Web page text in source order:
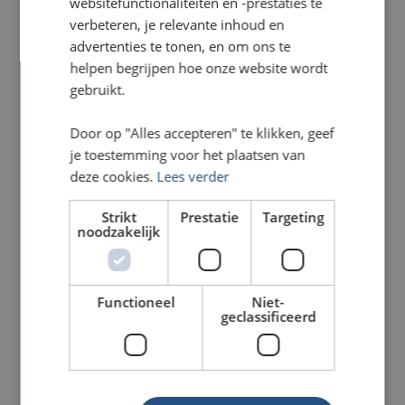
Beursbalies vormen het centrale punt van iedere
beursstand. Hier maakt u namelijk het eerste
contact met potentiële klanten. Daarom bepaalt
een professionele balie direct de uitstraling van
Wilt u bezoekers ontvangen, producten
presenteren of leads verzamelen? Dan zijn
combinatie met een sterke beurswand en slimme
aankleding zorgt u voor maximale zichtbaarheid
op iedere beursvloer.
Waarom beursbalies
essentieel zijn voor uw
beursstand inrichting
verbeteren, je relevante inhoud en
advertenties te tonen, en om ons te
helpen begrijpen hoe onze website wordt
gebruikt.
Door op "Alles accepteren" te klikken, geef
je toestemming voor het plaatsen van
deze cookies. Lees verder
Strikt
noodzakelijk
Prestatie Targeting
Functioneel
Niet-
geclassificeerd